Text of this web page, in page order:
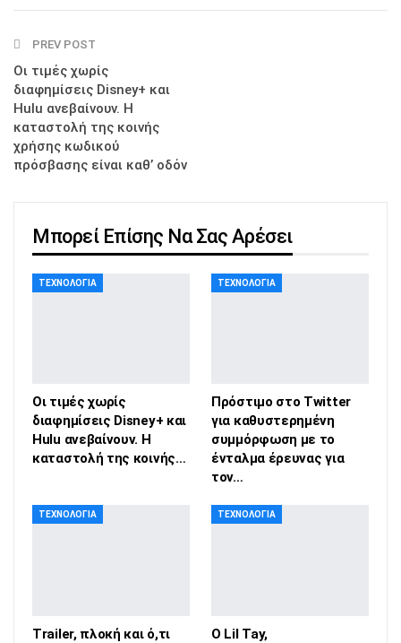
PREV POST
Οι τιμές χωρίς
διαφημίσεις Disney+ και
Hulu ανεβαίνουν. Η
καταστολή της κοινής
χρήσης κωδικού
πρόσβασης είναι καθ’ οδόν
Μπορεί Επίσης Να Σας Αρέσει
ΤΕΧΝΟΛΟΓΊΑ
Οι τιμές χωρίς
διαφημίσεις Disney+ και
Hulu ανεβαίνουν. Η
καταστολή της κοινής…
ΤΕΧΝΟΛΟΓΊΑ
Πρόστιμο στο Twitter
για καθυστερημένη
συμμόρφωση με το
ένταλμα έρευνας για
τον…
ΤΕΧΝΟΛΟΓΊΑ
Trailer, πλοκή και ό,τι
ΤΕΧΝΟΛΟΓΊΑ
Ο Lil Tay,